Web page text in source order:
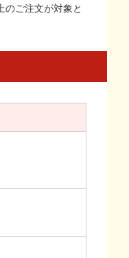
のご注文が対象と